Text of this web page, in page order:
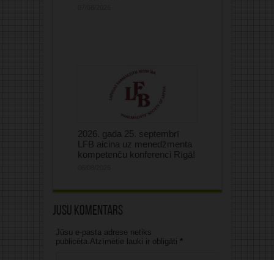
2026. gada 25. septembrī
LFB aicina uz menedžmenta
kompetenču konferenci Rīgā!
Jūsu komentārs
Jūsu e-pasta adrese netiks
publicēta.Atzīmētie lauki ir obligāti *